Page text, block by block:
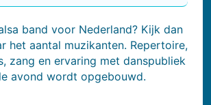
band voor Nederland? Kijk dan
het aantal muzikanten. Repertoire,
zang en ervaring met danspubliek
avond wordt opgebouwd.